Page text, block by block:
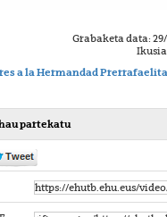
Grabaketa data:
a la Hermandad
partekatu